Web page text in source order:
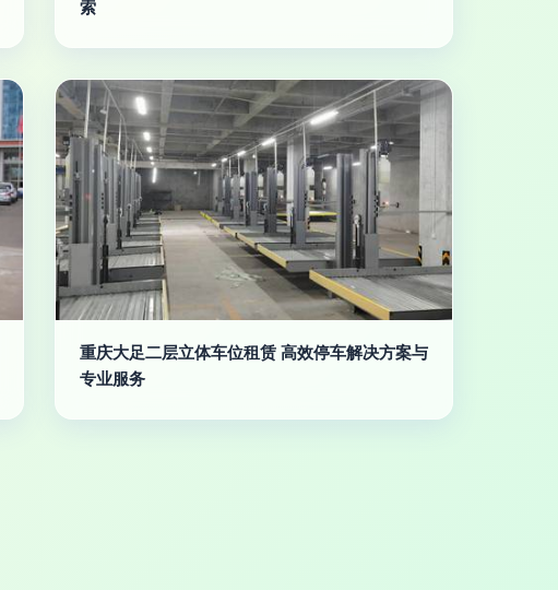
索
重庆大足二层立体车位租赁 高效停车解决方案与
专业服务